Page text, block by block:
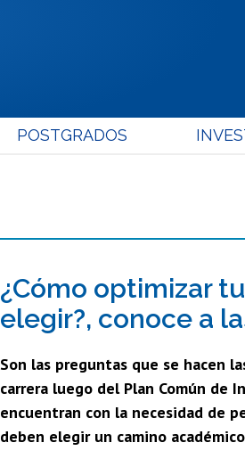
POSTGRADOS
¿Cómo optimizar
elegir?, conoce a
Son las preguntas que se hacen
carrera luego del Plan Común de
encuentran con la necesidad de
deben elegir un camino